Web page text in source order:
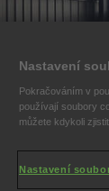
Nastavení
Pokračováním v
používají soubory
můžete kdykoli
Nastavení